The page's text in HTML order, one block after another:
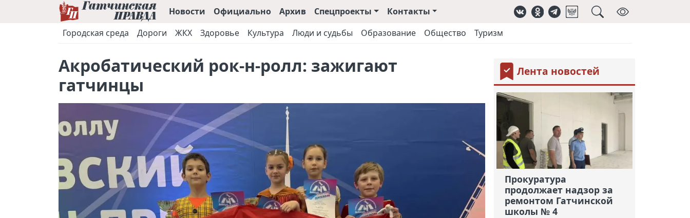
Новости Официально Архив Спецпроекты
Контакты
Городская среда
Дороги ЖКХ Здоровье Культура Люди и судьбы Образование Общество Туризм
Акробатический рок-н-ролл: зажигают
гатчинцы
Лента новостей
Прокуратура
продолжает надзор за
ремонтом Гатчинской
школы № 4